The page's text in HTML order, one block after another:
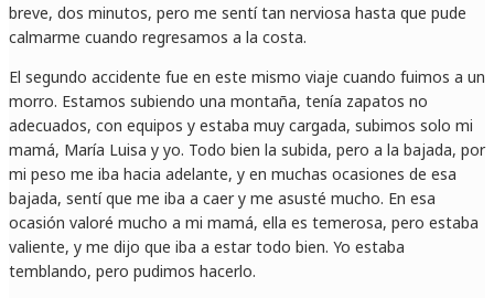
breve, dos minutos, pero me sentí tan nerviosa hasta que pude
calmarme cuando regresamos a la costa.
El segundo accidente fue en este mismo viaje cuando fuimos a un
morro. Estamos subiendo una montaña, tenía zapatos no
adecuados, con equipos y estaba muy cargada, subimos solo mi
mamá, María Luisa y yo. Todo bien la subida, pero a la bajada, por
mi peso me iba hacia adelante, y en muchas ocasiones de esa
bajada, sentí que me iba a caer y me asusté mucho. En esa
ocasión valoré mucho a mi mamá, ella es temerosa, pero estaba
valiente, y me dijo que iba a estar todo bien. Yo estaba
temblando, pero pudimos hacerlo.